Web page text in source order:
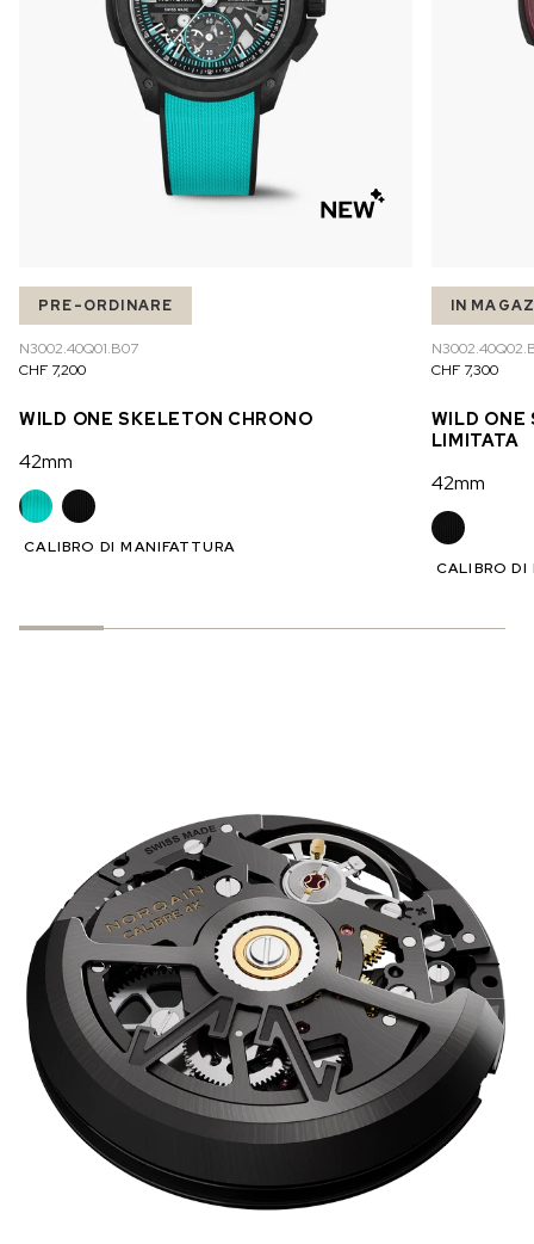
PRE-ORDINARE
N3002.40Q01.B07
CHF 7,200
WILD ONE SKELETON CHRONO
42mm
CALIBRO DI MANIFATTURA
IN
CHF 7,300
WILD ONE
LIMITATA
42mm
CALIBRO DI